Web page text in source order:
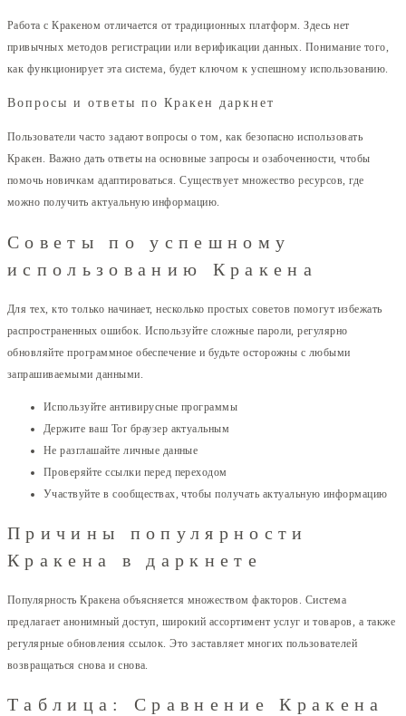
Работа с Кракеном отличается от традиционных платформ. Здесь нет
привычных методов регистрации или верификации данных. Понимание того,
как функционирует эта система, будет ключом к успешному использованию.
Вопросы и ответы по Кракен даркнет
Пользователи часто задают вопросы о том, как безопасно использовать
Кракен. Важно дать ответы на основные запросы и озабоченности, чтобы
помочь новичкам адаптироваться. Существует множество ресурсов, где
можно получить актуальную информацию.
Советы по успешному
использованию Кракена
Для тех, кто только начинает, несколько простых советов помогут избежать
распространенных ошибок. Используйте сложные пароли, регулярно
обновляйте программное обеспечение и будьте осторожны с любыми
запрашиваемыми данными.
Используйте антивирусные программы
Держите ваш Tor браузер актуальным
Не разглашайте личные данные
Проверяйте ссылки перед переходом
Участвуйте в сообществах, чтобы получать актуальную информацию
Причины популярности
Кракена в даркнете
Популярность Кракена объясняется множеством факторов. Система
предлагает анонимный доступ, широкий ассортимент услуг и товаров, а также
регулярные обновления ссылок. Это заставляет многих пользователей
возвращаться снова и снова.
Таблица: Сравнение Кракена